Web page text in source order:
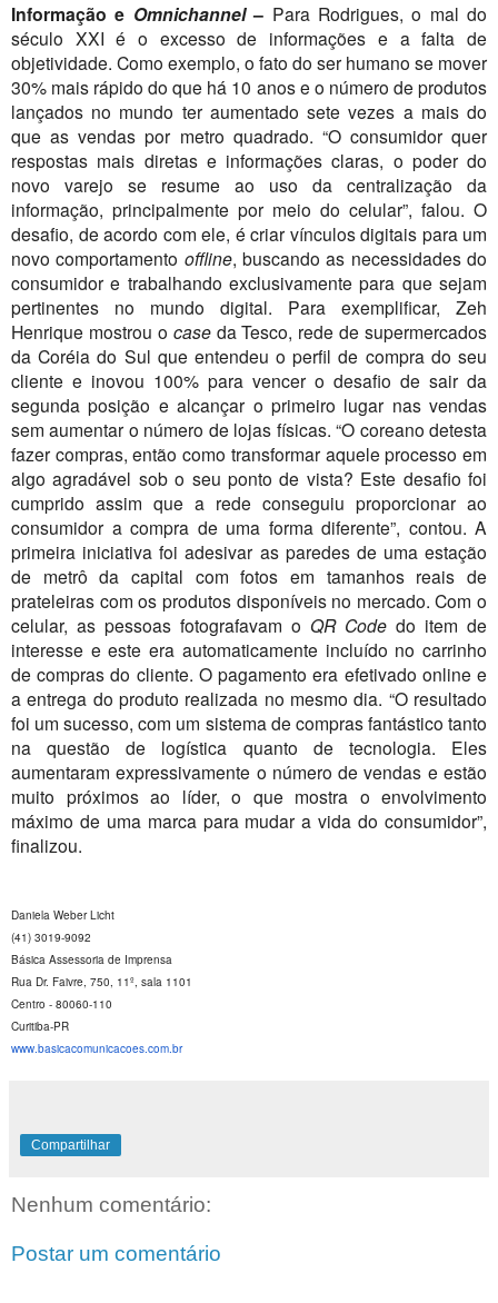
Informação e Omnichannel– Para Rodrigues, o mal do
século XXI é o excesso de informações e a falta de
objetividade. Como exemplo, o fato do ser humano se mover
30% mais rápido do que há 10 anos e o número de produtos
lançados no mundo ter aumentado sete vezes a mais do
que as vendas por metro quadrado. “O consumidor quer
respostas mais diretas e informações claras, o poder do
novo varejo se resume ao uso da centralização da
informação, principalmente por meio do celular”, falou. O
desafio, de acordo com ele, é criar vínculos digitais para um
novo comportamento offline, buscando as necessidades do
consumidor e trabalhando exclusivamente para que sejam
pertinentes no mundo digital. Para exemplificar, Zeh
Henrique mostrou o caseda Tesco, rede de supermercados
da Coréia do Sul que entendeu o perfil de compra do seu
cliente e inovou 100% para vencer o desafio de sair da
segunda posição e alcançar o primeiro lugar nas vendas
sem aumentar o número de lojas físicas. “O coreano detesta
fazer compras, então como transformar aquele processo em
algo agradável sob o seu ponto de vista? Este desafio foi
cumprido assim que a rede conseguiu proporcionar ao
consumidor a compra de uma forma diferente”, contou. A
primeira iniciativa foi adesivar as paredes de uma estação
de metrô da capital com fotos em tamanhos reais de
prateleiras com os produtos disponíveis no mercado. Com o
celular, as pessoas fotografavam o QR Code do item de
interesse e este era automaticamente incluído no carrinho
de compras do cliente. O pagamento era efetivado online e
a entrega do produto realizada no mesmo dia. “O resultado
foi um sucesso, com um sistema de compras fantástico tanto
na questão de logística quanto de tecnologia. Eles
aumentaram expressivamente o número de vendas e estão
muito próximos ao líder, o que mostra o envolvimento
máximo de uma marca para mudar a vida do consumidor”,
finalizou.
Daniela Weber Licht
(41) 3019-9092
Básica Assessoria de Imprensa
Rua Dr. Faivre, 750, 11º, sala 1101
Centro - 80060-110
Curitiba-PR
www.basicacomunicacoes.com.br
Compartilhar
Nenhum comentário:
Postar um comentário